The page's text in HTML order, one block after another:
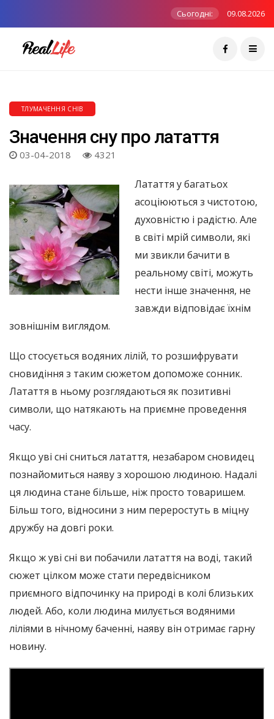
Сьогодні: 09.08.2026
ТЛУМАЧЕННЯ СНІВ
Значення сну про латаття
03-04-2018 4321
Латаття у багатьох
асоціюються з чистотою,
духовністю і радістю. Але
в світі мрій символи, які
ми звикли бачити в
реальному світі, можуть
нести інше значення, не
завжди відповідає їхнім
зовнішнім виглядом.
Що стосується водяних лілій, то розшифрувати
сновидіння з таким сюжетом допоможе сонник.
Латаття в ньому розглядаються як позитивні
символи, що натякають на приємне проведення
часу.
Якщо уві сні сниться латаття, незабаром сновидец
познайомиться наяву з хорошою людиною. Надалі
ця людина стане більше, ніж просто товаришем.
Більш того, відносини з ним переростуть в міцну
дружбу на довгі роки.
Якщо ж уві сні ви побачили латаття на воді, такий
сюжет цілком може стати передвісником
приємного відпочинку на природі в колі близьких
людей. Або, коли людина милується водяними
ліліями в нічному баченні, наяву він отримає гарну
новину.